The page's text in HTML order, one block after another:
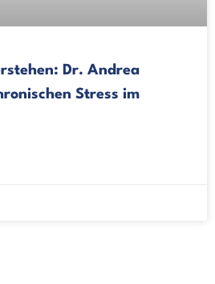
Dr. Andrea
Stress im